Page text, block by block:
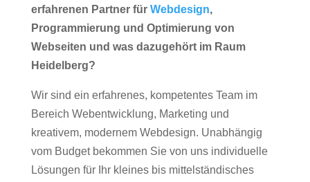
erfahrenen Partner für Webdesign,
Programmierung und Optimierung von
Webseiten und was dazugehört im Raum
Heidelberg?
Wir sind ein erfahrenes, kompetentes Team im
Bereich Webentwicklung, Marketing und
kreativem, modernem Webdesign. Unabhängig
vom Budget bekommen Sie von uns individuelle
Lösungen für Ihr kleines bis mittelständisches